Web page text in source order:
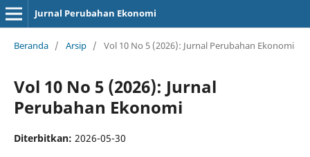
Jurnal Perubahan Ekonomi
Beranda / Arsip / Vol 10 No 5 (2026): Jurnal Perubahan Ekonomi
Vol 10 No 5 (2026): Jurnal
Perubahan Ekonomi
Diterbitkan: 2026-05-30